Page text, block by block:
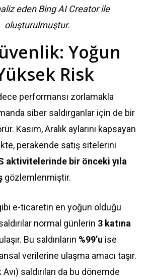
eden Bing AI Creator ile
oluşturulmuştur.
Yoğun
Risk
performansı zorlamakla
siber saldırganlar için de bir
Kasım, Aralık aylarını kapsayan
perakende satış sitelerini
aktivitelerinde bir önceki yıla
gözlemlenmiştir.
e-ticaretin en yoğun olduğu
normal günlerin 3 katına
Bu saldırıların %99’u ise
verilerine ulaşma amacı taşır.
saldırıları da bu dönemde